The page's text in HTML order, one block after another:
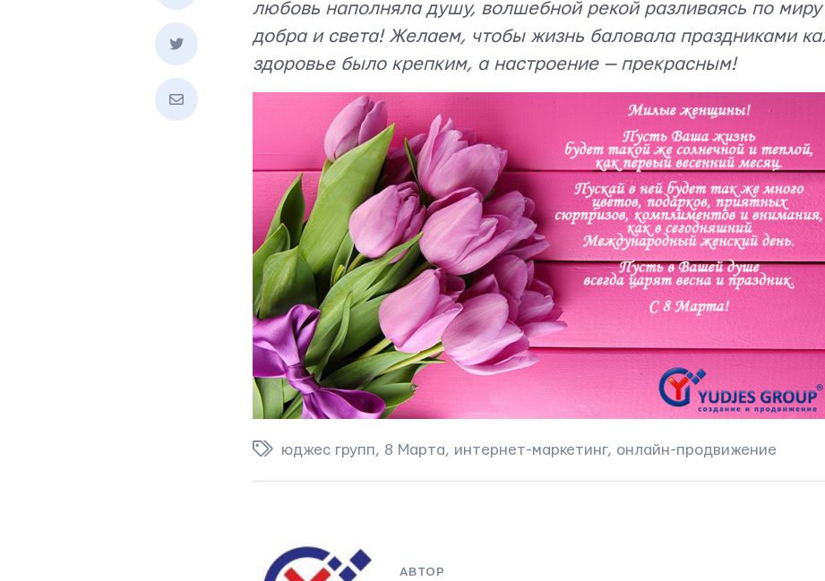
любовь наполняла душу, волшебной рекой разливаясь по
добра и света! Желаем, чтобы жизнь баловала праздниками
здоровье было крепким, а настроение — прекрасным!
юджес групп, 8 Марта, интернет-маркетинг, онлайн-продвижение
АВТОР